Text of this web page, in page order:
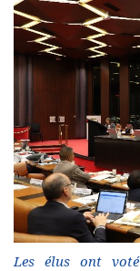
Les élus ont